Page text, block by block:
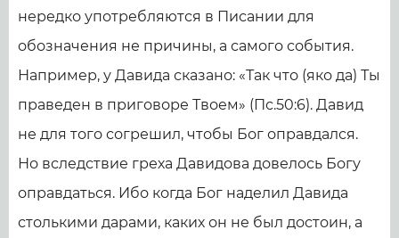
нередко употребляются в Писании для
обозначения не причины, а самого события.
Например, у Давида сказано: «Так что (яко да) Ты
праведен в приговоре Твоем» (Пс.50:6). Давид
не для того согрешил, чтобы Бог оправдался.
Но вследствие греха Давидова довелось Богу
оправдаться. Ибо когда Бог наделил Давида
столькими дарами, каких он не был достоин, а